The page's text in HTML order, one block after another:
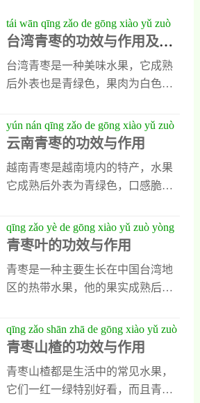
tái wān qīng zǎo de gōng xiào yǔ zuò
yòng jí jìn jì
台湾青枣的功效与作用及禁
忌
台湾青枣是一种美味水果，它成熟
后外表也是青绿色，果肉为白色，
的枣要大一些，外观与苹果相似，
它有着热带小苹果的称号，今天为
用及禁忌，能让大家对它有更全面
的了解。台湾青枣的功效与作用1、
要功效，因为人们吃台湾青枣以
后，能吸收丰富的类黄酮和葡萄糖
苷，这些物质具有镇静催眠等多种
功效，能提高人类中枢神经功能并
解神经衰弱。2、预防癌症平时多吃
一些台湾青枣，还能
yún nán qīng zǎo de gōng xiào yǔ zuò
yòng
云南青枣的功效与作用
越南青枣是越南境内的特产，水果
它成熟后外表为青绿色，口感脆
果汁能为人体补充维生素和多糖，
也能减肥瘦身，云南青枣的功效与
我一起去看看。云南青枣的功效与
作用1、保护心血管云南青枣对人类
云南青枣中含有丰富维生素C和一
些微量元素钾，还含有多种天然活
性成分，这些物质被人体吸收后，
能提高人类血管的韧性也能增强血
qīng zǎo yè de gōng xiào yǔ zuò yòng
青枣叶的功效与作用
青枣是一种主要生长在中国台湾地
区的热带水果，他的果实成熟后代
甘甜，是一种外观与苹果特别相似
的存在。青枣这种植物不但果实能
制成茶叶泡水喝也能入药，下面是
对青枣叶功效与作用的具体介绍，
qīng zǎo shān zhā de gōng xiào yǔ zuò
yòng
青枣山楂的功效与作用
青枣山楂都是生活中的常见水果，
它们一红一绿特别好看，而且青枣